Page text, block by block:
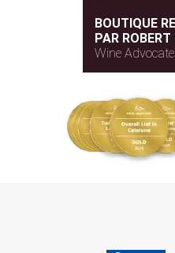
BOUTIQUE
PAR ROBERT
Wine